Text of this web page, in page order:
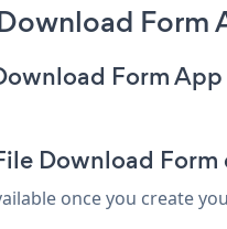
Form
Form App
Download Form
once you create